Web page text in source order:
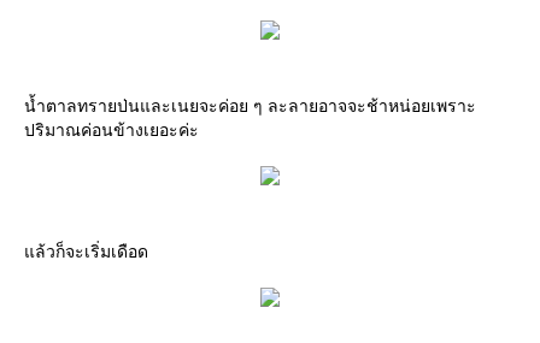
น้ำตาลทรายป่นและเนยจะค่อย ๆ ละลายอาจจะช้าหน่อยเพราะ
ปริมาณค่อนข้างเยอะค่ะ
แล้วก็จะเริ่มเดือด